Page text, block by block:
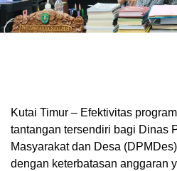
Kutai Timur – Efektivitas
tantangan tersendiri bagi Dinas
Masyarakat dan Desa
dengan keterbatasan anggaran